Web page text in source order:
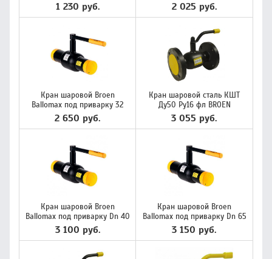
1 230 руб. 2 025 руб.
Кран шаровой Broen
Ballomax под приварку 32
2 650 руб.
Кран шаровой сталь КШТ
Ду50 Ру16 фл BROEN
3 055 руб.
Кран шаровой Broen
Ballomax под приварку Dn 40
3 100 руб.
Кран шаровой Broen
Ballomax под приварку Dn 65
3 150 руб.